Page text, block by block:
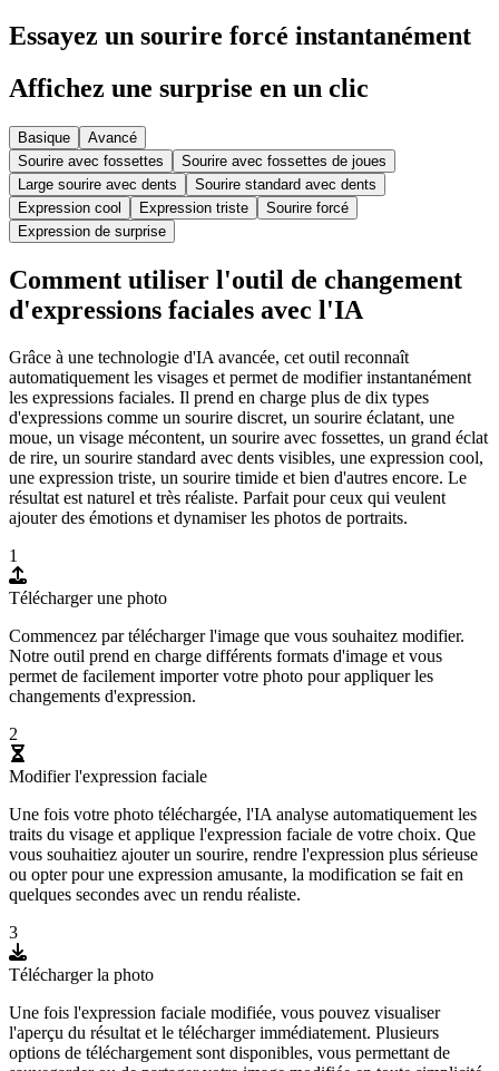
Essayez un sourire forcé instantanément
Affichez une surprise en un clic
Basique
Avancé
Sourire avec fossettes
Sourire avec fossettes de joues
Large sourire avec dents
Sourire standard avec dents
Expression cool
Expression triste
Sourire forcé
Expression de surprise
Comment utiliser l'outil de changement
d'expressions faciales avec l'IA
Grâce à une technologie d'IA avancée, cet outil reconnaît
automatiquement les visages et permet de modifier instantanément
les expressions faciales. Il prend en charge plus de dix types
d'expressions comme un sourire discret, un sourire éclatant, une
moue, un visage mécontent, un sourire avec fossettes, un grand éclat
de rire, un sourire standard avec dents visibles, une expression cool,
une expression triste, un sourire timide et bien d'autres encore. Le
résultat est naturel et très réaliste. Parfait pour ceux qui veulent
ajouter des émotions et dynamiser les photos de portraits.
1
Télécharger une photo
Commencez par télécharger l'image que vous souhaitez modifier.
Notre outil prend en charge différents formats d'image et vous
permet de facilement importer votre photo pour appliquer les
changements d'expression.
2
Modifier l'expression faciale
Une fois votre photo téléchargée, l'IA analyse automatiquement les
traits du visage et applique l'expression faciale de votre choix. Que
vous souhaitiez ajouter un sourire, rendre l'expression plus sérieuse
ou opter pour une expression amusante, la modification se fait en
quelques secondes avec un rendu réaliste.
3
Télécharger la photo
Une fois l'expression faciale modifiée, vous pouvez visualiser
l'aperçu du résultat et le télécharger immédiatement. Plusieurs
options de téléchargement sont disponibles, vous permettant de